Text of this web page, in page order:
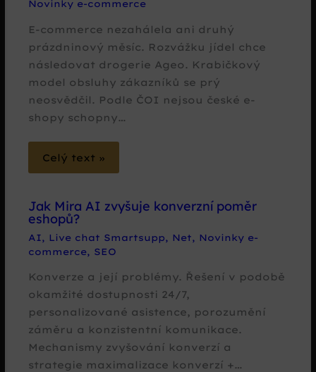
Novinky e-commerce
E-commerce nezahálela ani druhý
prázdninový měsíc. Rozvážku jídel chce
následovat drogerie Ageo. Krabičkový
model obsluhy zákazníků se prý
neosvědčil. Podle ČOI nejsou české e-
shopy schopny…
Celý text »
Jak Mira AI zvyšuje konverzní poměr
eshopů?
AI, Live chat Smartsupp, Net, Novinky e-
commerce, SEO
Konverze a její problémy. Řešení v podobě
okamžité dostupnosti 24/7,
personalizované asistence, porozumění
záměru a konzistentní komunikace.
Mechanismy zvyšování konverzí a
strategie maximalizace konverzí +…